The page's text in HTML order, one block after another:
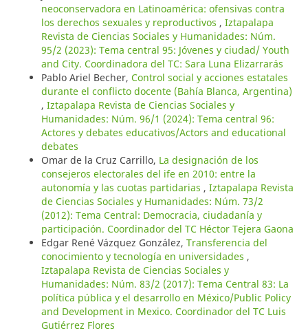
neoconservadora en Latinoamérica: ofensivas contra
los derechos sexuales y reproductivos , Iztapalapa
Revista de Ciencias Sociales y Humanidades: Núm.
95/2 (2023): Tema central 95: Jóvenes y ciudad/ Youth
and City. Coordinadora del TC: Sara Luna Elizarrarás
Pablo Ariel Becher, Control social y acciones estatales
durante el conflicto docente (Bahía Blanca, Argentina)
, Iztapalapa Revista de Ciencias Sociales y
Humanidades: Núm. 96/1 (2024): Tema central 96:
Actores y debates educativos/Actors and educational
debates
Omar de la Cruz Carrillo, La designación de los
consejeros electorales del ife en 2010: entre la
autonomía y las cuotas partidarias , Iztapalapa Revista
de Ciencias Sociales y Humanidades: Núm. 73/2
(2012): Tema Central: Democracia, ciudadanía y
participación. Coordinador del TC Héctor Tejera Gaona
Edgar René Vázquez González, Transferencia del
conocimiento y tecnología en universidades ,
Iztapalapa Revista de Ciencias Sociales y
Humanidades: Núm. 83/2 (2017): Tema Central 83: La
política pública y el desarrollo en México/Public Policy
and Development in Mexico. Coordinador del TC Luis
Gutiérrez Flores